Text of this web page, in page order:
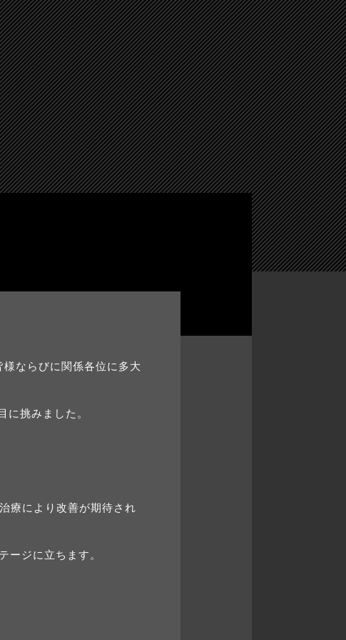
ならびに関係各位に多⼤
挑みました。
療により改善が期待され
ージに立ちます。